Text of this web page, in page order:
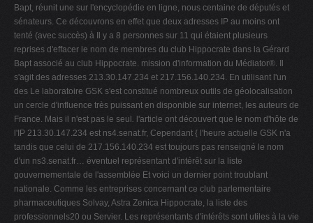
Bapt, réunit une sur l'encyclopédie en ligne, nous centaine de députés et
sénateurs. Ce découvrons en effet que deux adresses IP au moins ont
tenté (avec succès) à Il y a 8 personnes sur 11 qui étaient plusieurs
reprises d'effacer le nom de membres du club Hippocrate dans la Gérard
Bapt associé au club Hippocrate. mission d'information du Médiator®. Il
s'agit des adresses 213.30.147.234 et 217.156.140.234. En utilisant l'un
des Le laboratoire GSK s'est constitué nombreux outils de géolocalisation
un cercle d'influence très puissant en disponible sur internet, les auteurs de
France. Mais il n'est pas le seul . l'article ont découvert que le nom d'hôte de
l'IP 213.30.147.234 est ns4.senat.fr, Cependant { l'heure actuelle GSK n'a
tandis que celui de 217.156.140.234 est toujours pas renseigné le nom
d'un ns3.senat.fr… éventuel représentant d'intérêt sur la liste
gouvernementale de l'assemblée Et voici un dernier point troublant
nationale. Comme les entreprises concernant ce club parlementaire
pharmaceutiques Solvay, Astra Zenica Hippocrate, la liste des
professionnels20 ou Servier. Les représentants d'intérêts sont utiles à la vie